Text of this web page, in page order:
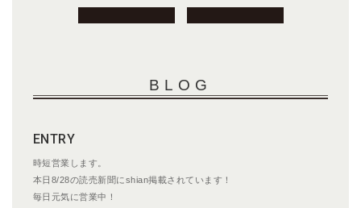
BLOG
ENTRY
時短営業します。
本日8/28の読売新聞にshian掲載されています！
毎日元気に営業中！